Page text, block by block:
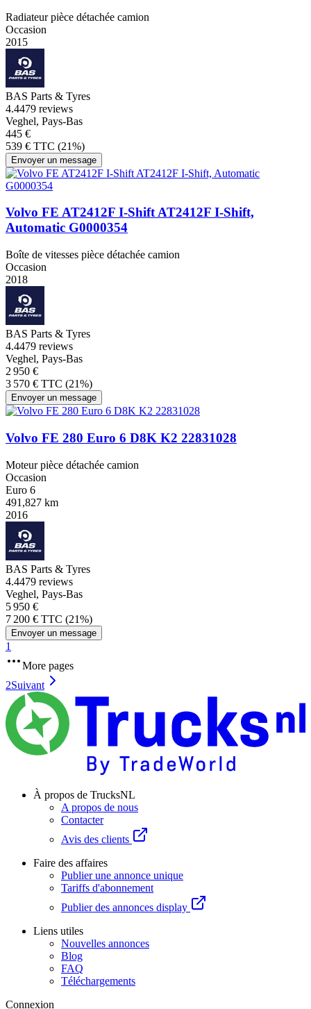
Radiateur pièce détachée camion
Occasion
2015
BAS Parts & Tyres
4.4479 reviews
Veghel, Pays-Bas
445 €
539 € TTC (21%)
Envoyer un message
Volvo FE AT2412F I-Shift AT2412F I-Shift,
Automatic G0000354
Boîte de vitesses pièce détachée camion
Occasion
2018
BAS Parts & Tyres
4.4479 reviews
Veghel, Pays-Bas
2 950 €
3 570 € TTC (21%)
Envoyer un message
Volvo FE 280 Euro 6 D8K K2 22831028
Moteur pièce détachée camion
Occasion
Euro 6
491,827 km
2016
BAS Parts & Tyres
4.4479 reviews
Veghel, Pays-Bas
5 950 €
7 200 € TTC (21%)
Envoyer un message
1
More pages
2Suivant
À propos de TrucksNL
A propos de nous
Contacter
Avis des clients
Faire des affaires
Publier une annonce unique
Tariffs d'abonnement
Publier des annonces display
Liens utiles
Nouvelles annonces
Blog
FAQ
Téléchargements
Connexion